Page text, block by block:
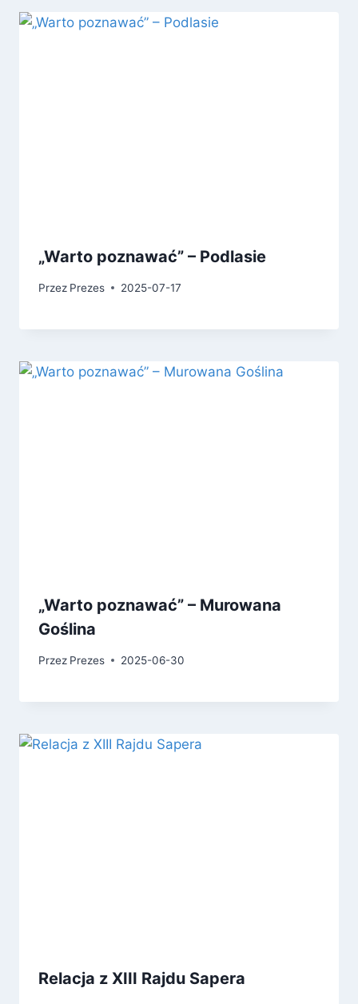
„Warto poznawać” – Podlasie
Przez Prezes 2025-07-17
„Warto poznawać” – Murowana
Goślina
Przez Prezes 2025-06-30
Relacja z XIII Rajdu Sapera